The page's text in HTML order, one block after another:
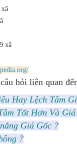
xã
hỏi liên quan
Hay Lệch Tâm
Tốt Hơn Và Giá
Giá Gốc ?
?